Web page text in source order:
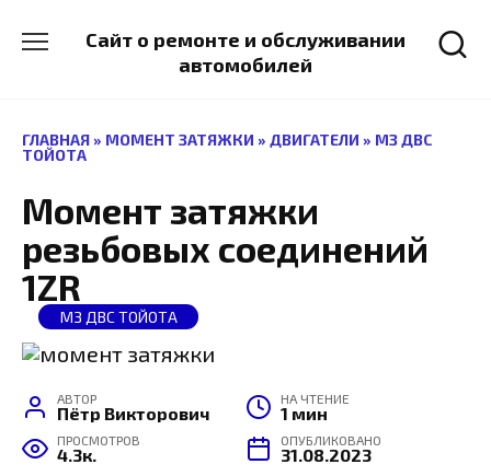
содержанию
Сайт о ремонте и обслуживании
автомобилей
ГЛАВНАЯ » МОМЕНТ ЗАТЯЖКИ » ДВИГАТЕЛИ » МЗ ДВС
ТОЙОТА
Момент затяжки
резьбовых соединений
1ZR
МЗ ДВС ТОЙОТА
АВТОР
Пётр Викторович
НА ЧТЕНИЕ
1 мин
ПРОСМОТРОВ
4.3к.
ОПУБЛИКОВАНО
31.08.2023